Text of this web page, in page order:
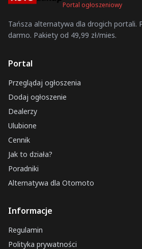
Portal ogłoszeniowy
Tańsza alternatywa dla drogich portali.
darmo. Pakiety od 49,99 zł/mies.
Portal
Przeglądaj ogłoszenia
Dodaj ogłoszenie
Dealerzy
Ulubione
Cennik
Jak to działa?
Poradniki
Alternatywa dla Otomoto
Informacje
Regulamin
Polityka prywatności